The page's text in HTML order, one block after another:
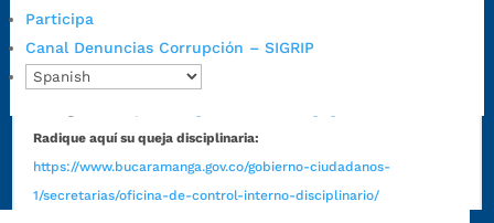
Participa
Canal Denuncias Corrupción – SIGRIP
judiciales:
Canal de denuncia para presuntos actos de corrupción:
https://canaldenuncia.bucaramanga.gov.co/
Radique aquí su queja disciplinaria:
https://www.bucaramanga.gov.co/gobierno-ciudadanos-
1/secretarias/oficina-de-control-interno-disciplinario/